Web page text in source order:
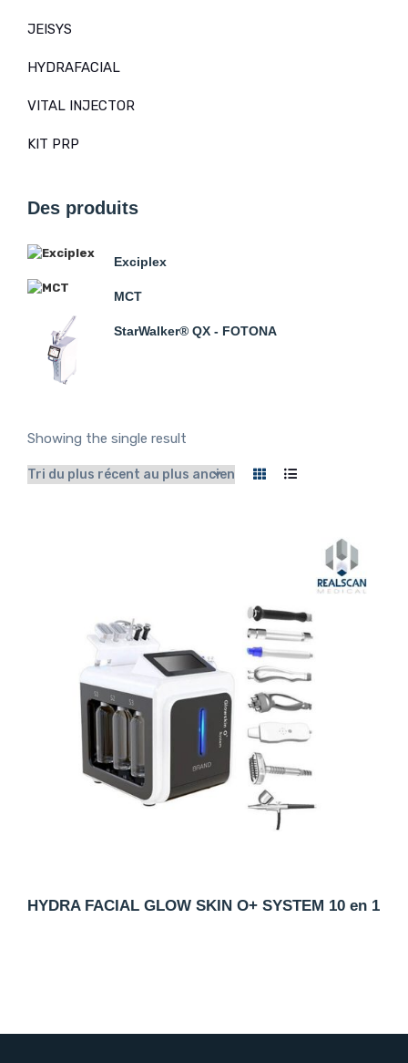
JEISYS
HYDRAFACIAL
VITAL INJECTOR
KIT PRP
Des produits
Exciplex
MCT
StarWalker® QX - FOTONA
Showing the single result
HYDRA FACIAL GLOW SKIN O+ SYSTEM 10 en 1